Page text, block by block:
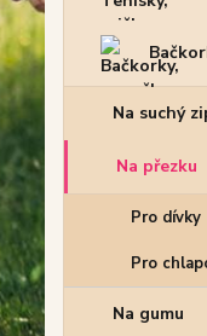
Na suchý
Na přezku
Pro dívky
Pro
Na gumu